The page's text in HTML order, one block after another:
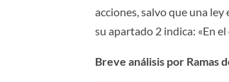
acciones, salvo que una
su apartado 2 indica: «En
Breve análisis por Ramas